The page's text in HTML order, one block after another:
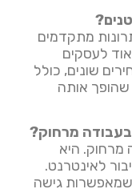
מתקדמים
לעסקים
שונים, כולל
שהופך אותה
מרחוק?
מרחוק. היא
לאינטרנט.
שמאפשרות גישה